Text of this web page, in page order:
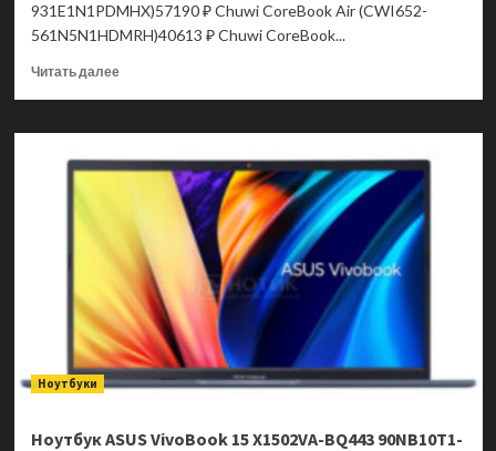
931E1N1PDMHX)57190 ₽ Chuwi CoreBook Air (CWI652-
561N5N1HDMRH)40613 ₽ Chuwi CoreBook...
Читать далееПрочитать
Ноутбук
CoreBook
931E1N1PDMHX
Ноутбуки
Ноутбук ASUS VivoBook 15 X1502VA-BQ443 90NB10T1-